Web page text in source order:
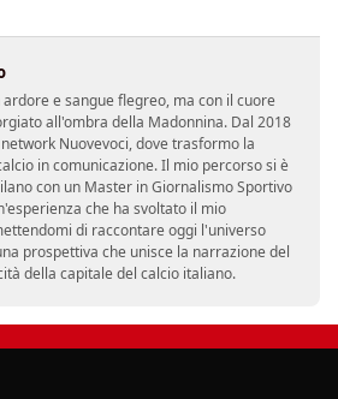
ardore e sangue flegreo, ma con il cuore
all'ombra della Madonnina. Dal 2018
Nuovevoci, dove trasformo la
in comunicazione. Il mio percorso si è
con un Master in Giornalismo Sportivo
che ha svoltato il mio
di raccontare oggi l'universo
prospettiva che unisce la narrazione del
della capitale del calcio italiano.